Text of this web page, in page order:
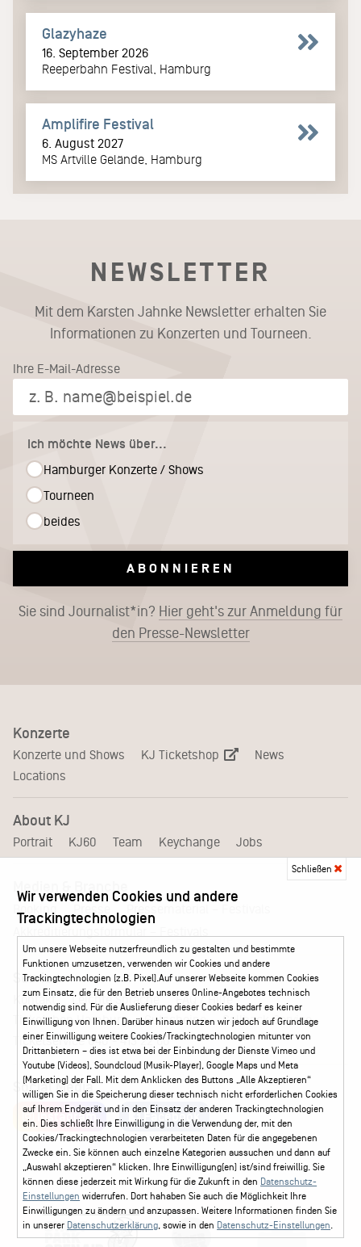
Glazyhaze
16. September 2026
Reeperbahn Festival, Hamburg
Amplifire Festival
6. August 2027
MS Artville Gelände, Hamburg
NEWSLETTER
Mit dem Karsten Jahnke Newsletter erhalten Sie
Informationen zu Konzerten und Tourneen.
Ihre E-Mail-Adresse
Ich möchte News über...
Hamburger Konzerte / Shows
Tourneen
beides
ABONNIEREN
Sie sind Journalist*in? Hier geht's zur Anmeldung für
den Presse-Newsletter
Konzerte
Konzerte und Shows KJ Ticketshop
News
Locations
About KJ
Portrait KJ60 Team Keychange Jobs
Service
Kontakt Leichte Sprache
FAQ / Hilfe
Ticketshop Hamburg
Gutscheine
Callback-Service
Ticketservice 040 - 413 22 60
Social Media
Instagram Facebook
Schließen
Wir verwenden Cookies und andere
Trackingtechnologien
Um unsere Webseite nutzerfreundlich zu gestalten und bestimmte
Funktionen umzusetzen, verwenden wir Cookies und andere
Trackingtechnologien (z.B. Pixel).Auf unserer Webseite kommen Cookies
zum Einsatz, die für den Betrieb unseres Online-Angebotes technisch
notwendig sind. Für die Auslieferung dieser Cookies bedarf es keiner
Einwilligung von Ihnen. Darüber hinaus nutzen wir jedoch auf Grundlage
einer Einwilligung weitere Cookies/Trackingtechnologien mitunter von
Drittanbietern – dies ist etwa bei der Einbindung der Dienste Vimeo und
Youtube (Videos), Soundcloud (Musik-Player), Google Maps und Meta
(Marketing) der Fall. Mit dem Anklicken des Buttons „Alle Akzeptieren“
willigen Sie in die Speicherung dieser technisch nicht erforderlichen Cookies
auf Ihrem Endgerät und in den Einsatz der anderen Trackingtechnologien
ein. Dies schließt Ihre Einwilligung in die Verwendung der, mit den
Cookies/Trackingtechnologien verarbeiteten Daten für die angegebenen
Zwecke ein. Sie können auch einzelne Kategorien aussuchen und dann auf
„Auswahl akzeptieren“ klicken. Ihre Einwilligung(en) ist/sind freiwillig. Sie
können diese jederzeit mit Wirkung für die Zukunft in den Datenschutz-
Einstellungen widerrufen. Dort hahaben Sie auch die Möglichkeit Ihre
Einwilligungen zu ändern und anzupassen. Weitere Informationen finden Sie
in unserer Datenschutzerklärung, sowie in den Datenschutz-Einstellungen.